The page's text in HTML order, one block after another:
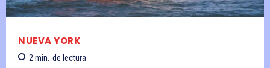
NUEVA YORK
2min. de lectura